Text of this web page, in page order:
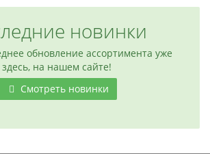
новинки
обновление ассортимента уже
здесь, на нашем сайте!
Смотреть новинки